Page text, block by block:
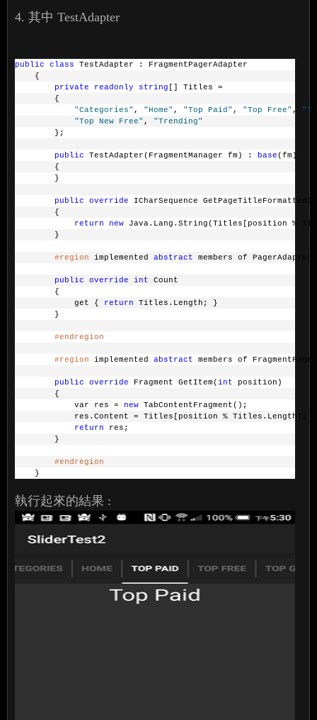
4. 其中 TestAdapter
public class TestAdapter : FragmentPagerAdapter
    {
private
readonly string [] Titles =
        {
"Categories" , "Home" , "Top Paid" , "Top Free" ,
"Top New Free" , "Trending"
        };
public TestAdapter(FragmentManager fm) : base(fm)
        {
        }
public override ICharSequence GetPageTitleFormatted(
        {
return
new Java.Lang.String(Titles[position %
        }
#region implemented abstract members of PagerAdapter
public override int Count
        {
            get {
return Titles.Length; }
        }
#endregion
#region implemented abstract members of
public override Fragment GetItem(int position)
        {
            var res =
new TabContentFragment();
            res.Content = Titles[position % Titles.Length];
return res;
        }
#endregion
    }
執行起來的結果 :